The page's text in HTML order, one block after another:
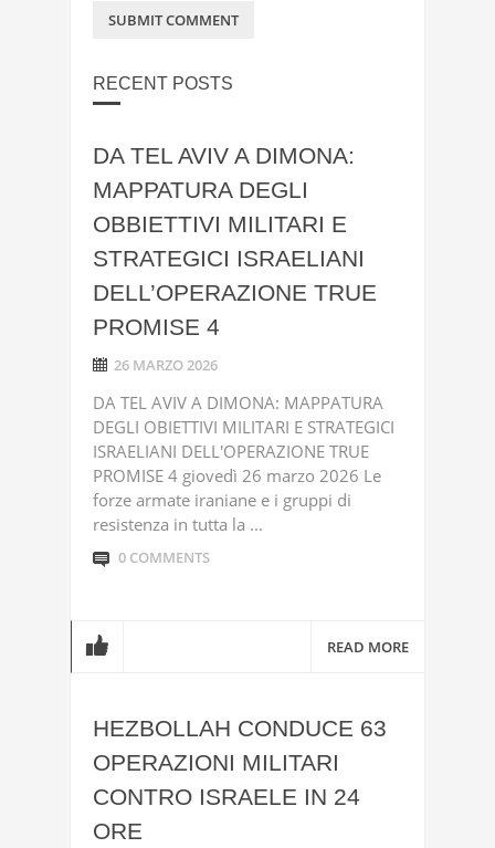
RECENT POSTS
DA TEL AVIV A DIMONA:
MAPPATURA DEGLI
OBBIETTIVI MILITARI E
STRATEGICI ISRAELIANI
DELL’OPERAZIONE TRUE
PROMISE 4
26 MARZO 2026
DA TEL AVIV A DIMONA: MAPPATURA
DEGLI OBIETTIVI MILITARI E STRATEGICI
ISRAELIANI DELL'OPERAZIONE TRUE
PROMISE 4 giovedì 26 marzo 2026 Le
forze armate iraniane e i gruppi di
resistenza in tutta la ...
0 COMMENTS
READ MORE
HEZBOLLAH CONDUCE 63
OPERAZIONI MILITARI
CONTRO ISRAELE IN 24
ORE